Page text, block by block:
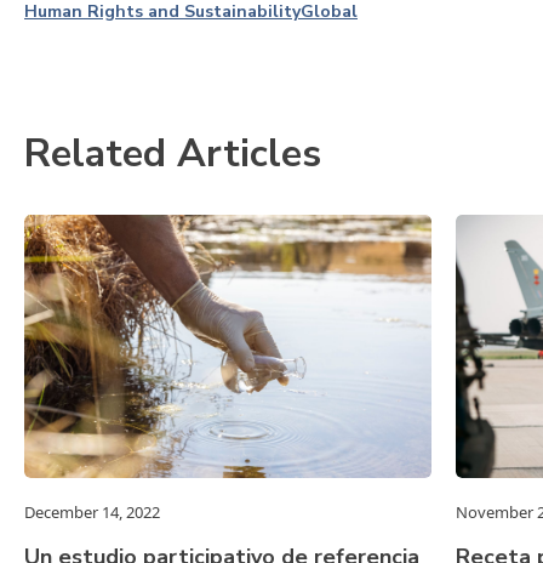
Human Rights and SustainabilityGlobal
Related Articles
December 14, 2022
Un estudio participativo de referencia
November
Receta